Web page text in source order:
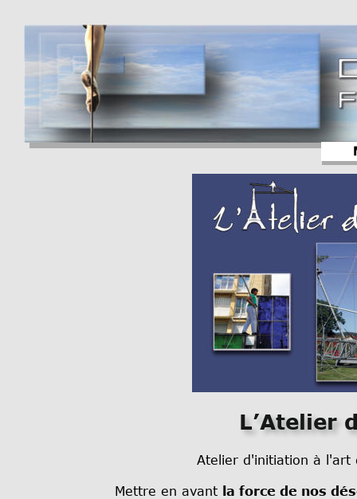
Atelier d'initiation à
Mettre en avant la force de nos
L’Atelier